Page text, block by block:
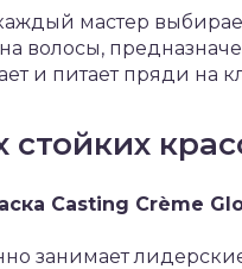
мастер
на волосы,
и питает пряди на
стойких
Casting Crème
занимает